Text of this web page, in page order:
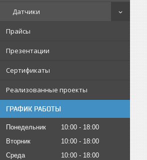
Датчики
Прайсы
Презентации
Сертификаты
Реализованные проекты
ГРАФИК РАБОТЫ
Понедельник 10:00
18:00
Вторник
10:00
18:00
Среда
10:00
18:00